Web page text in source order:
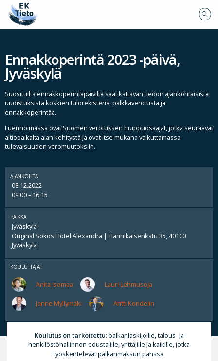
Ennakkoperintä 2023 -päivä,
Jyväskylä
Suosituilta ennakkoperintäpäiviltä saat kattavan tiedon ajankohtaisista
uudistuksista koskien tulorekisteriä, palkkaverotusta ja
ennakkoperintää.
Luennoimassa ovat Suomen verotuksen huippuosaajat, jotka seuraavat
aitiopaikalta alan kehitystä ja ovat itse mukana vaikuttamassa
tulevaisuuden veromuutoksiin.
AJANKOHTA
08.12.2022
09:00 – 16:15
PAIKKA
Jyväskylä
Original Sokos Hotel Alexandra | Hannikaisenkatu 35, 40100
Jyväskylä
KOULUTTAJAT
Anita Isomaa Lauri Lehmusoja
Janne Myllymäki Antti Kondelin
Koulutus on tarkoitettu:palkanlaskijoille, talous- ja
henkilöstöhallinnon edustajille, yrittäjille ja kaikille, jotka
työskentelevät palkanmaksun parissa.